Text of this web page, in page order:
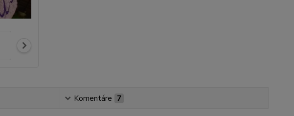
Komentáre 7